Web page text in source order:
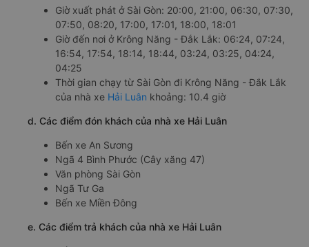
c. Lộ trình, giờ khởi hành và giờ kết thúc của xe khách Hải
Luân
Giờ xuất phát ở Sài Gòn: 20:00, 21:00, 06:30, 07:30,
07:50, 08:20, 17:00, 17:01, 18:00, 18:01